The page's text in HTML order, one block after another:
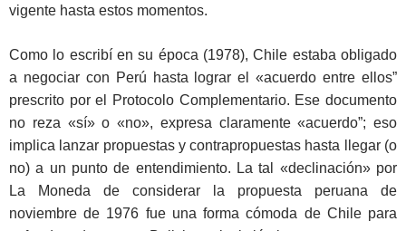
vigente hasta estos momentos.
Como lo escribí en su época (1978), Chile estaba obligado
a negociar con Perú hasta lograr el «acuerdo entre ellos”
prescrito por el Protocolo Complementario. Ese documento
no reza «sí» o «no», expresa claramente «acuerdo”; eso
implica lanzar propuestas y contrapropuestas hasta llegar (o
no) a un punto de entendimiento. La tal «declinación» por
La Moneda de considerar la propuesta peruana de
noviembre de 1976 fue una forma cómoda de Chile para